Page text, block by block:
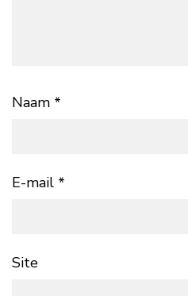
Naam *
E-mail *
Site